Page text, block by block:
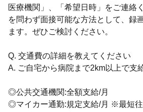
医療機関」、「希望日時」をご連絡
を問わず面接可能な方法として、録
ます。ぜひご検討ください。
Q. 交通費の詳細を教えてください
A. ご自宅から病院まで2km以上で支
◎公共交通機関:全額支給/月
◎マイカー通勤:規定支給/月 ※最短往